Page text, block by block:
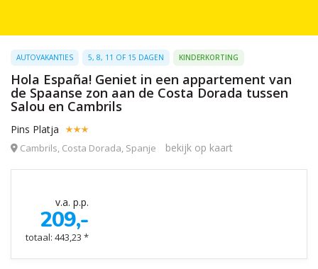
AUTOVAKANTIES 5, 8, 11 OF 15 DAGEN KINDERKORTING
Hola España! Geniet in een appartement van
de Spaanse zon aan de Costa Dorada tussen
Salou en Cambrils
Pins Platja
Cambrils, Costa Dorada, Spanje bekijk op kaart
v.a. p.p.
209,-
totaal: 443,23 *